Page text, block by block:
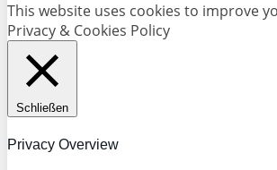
This website uses cookies to improve
Privacy & Cookies Policy
Schließen
Privacy Overview